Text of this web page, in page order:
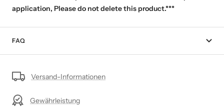
application, Please do not delete this product.***
FAQ
Versand-Informationen
Gewährleistung